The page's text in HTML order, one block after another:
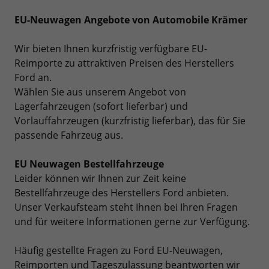
EU-Neuwagen Angebote von Automobile Krämer
Wir bieten Ihnen kurzfristig verfügbare EU-
Reimporte zu attraktiven Preisen des Herstellers
Ford an.
Wählen Sie aus unserem Angebot von
Lagerfahrzeugen (sofort lieferbar) und
Vorlauffahrzeugen (kurzfristig lieferbar), das für Sie
passende Fahrzeug aus.
EU Neuwagen Bestellfahrzeuge
Leider können wir Ihnen zur Zeit keine
Bestellfahrzeuge des Herstellers Ford anbieten.
Unser Verkaufsteam steht Ihnen bei Ihren Fragen
und für weitere Informationen gerne zur Verfügung.
Häufig gestellte Fragen zu Ford EU-Neuwagen,
Reimporten und Tageszulassung beantworten wir